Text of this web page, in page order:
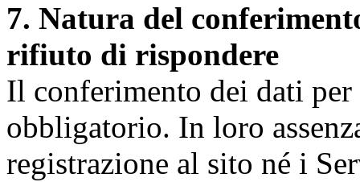
7. Natura del
rifiuto di rispondere
Il conferimento dei dati
obbligatorio. In loro
registrazione al sito né i